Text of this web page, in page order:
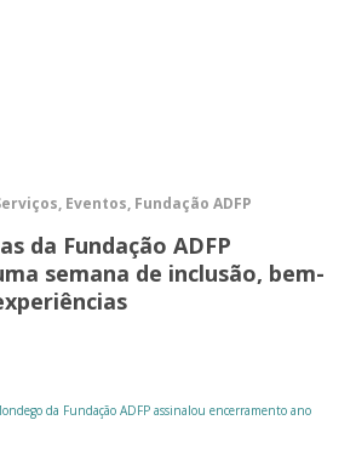
Eventos, Fundação ADFP
da Fundação ADFP
semana de inclusão, bem-